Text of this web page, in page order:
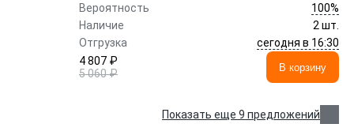
Вероятность
100%
Наличие
2 шт.
Отгрузка
сегодня в 16:30
4 807 ₽
5 060 ₽
В корзину
Показать еще 9 предложений